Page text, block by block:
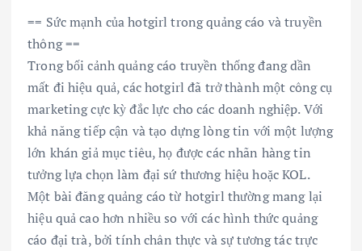
== Sức mạnh của hotgirl trong quảng cáo và truyền
thông ==
Trong bối cảnh quảng cáo truyền thống đang dần
mất đi hiệu quả, các hotgirl đã trở thành một công cụ
marketing cực kỳ đắc lực cho các doanh nghiệp. Với
khả năng tiếp cận và tạo dựng lòng tin với một lượng
lớn khán giả mục tiêu, họ được các nhãn hàng tin
tưởng lựa chọn làm đại sứ thương hiệu hoặc KOL.
Một bài đăng quảng cáo từ hotgirl thường mang lại
hiệu quả cao hơn nhiều so với các hình thức quảng
cáo đại trà, bởi tính chân thực và sự tương tác trực